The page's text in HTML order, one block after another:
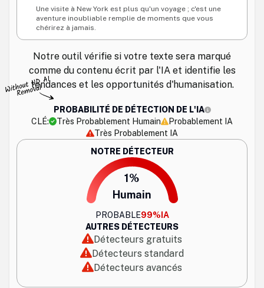
Une visite à New York est plus qu'un voyage ; c'est une
aventure inoubliable remplie de moments que vous
chérirez à jamais.
Notre outil vérifie si votre texte sera marqué
comme du contenu écrit par l'IA et identifie les
tendances et les opportunités d'humanisation.
PROBABILITÉ DE DÉTECTION DE L'IA
CLÉ:
Très Probablement Humain
Probablement IA
Très Probablement IA
NOTRE DÉTECTEUR
1%
Humain
AUTRES DÉTECTEURS
PROBABLE99% IA
Détecteurs gratuits
Détecteurs standard
Détecteurs avancés